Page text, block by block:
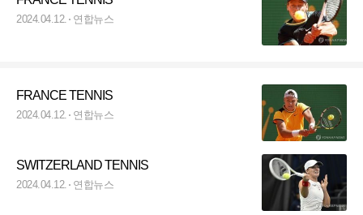
2024.04.12. 연합뉴스
FRANCE TENNIS
2024.04.12. 연합뉴스
SWITZERLAND TENNIS
2024.04.12. 연합뉴스